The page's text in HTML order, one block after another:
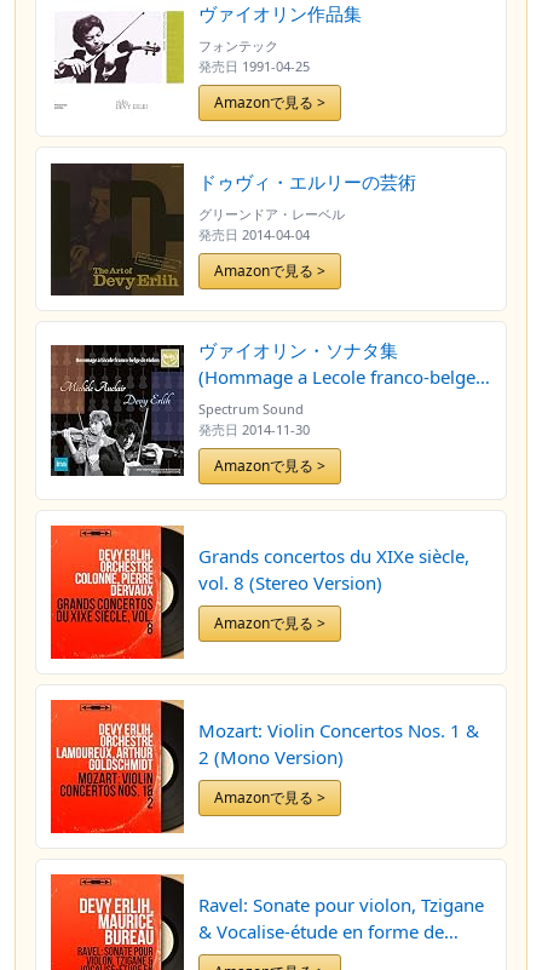
ヴァイオリン作品集
フォンテック
発売日 1991-04-25
Amazonで見る >
ドゥヴィ・エルリーの芸術
グリーンドア・レーベル
発売日 2014-04-04
Amazonで見る >
ヴァイオリン・ソナタ集
(Hommage a Lecole franco-belge
de violin / Michele Auclair, Devy
Erlih) (2CD) [輸入盤]
Spectrum Sound
発売日 2014-11-30
Amazonで見る >
Grands concertos du XIXe siècle,
vol. 8 (Stereo Version)
Amazonで見る >
Mozart: Violin Concertos Nos. 1 &
2 (Mono Version)
Amazonで見る >
Ravel: Sonate pour violon, Tzigane
& Vocalise-étude en forme de
habanera (Mono Version)